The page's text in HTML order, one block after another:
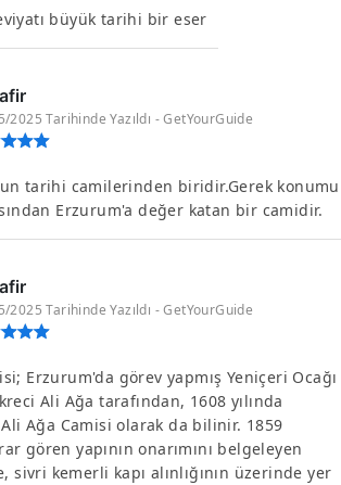
büyük tarihi bir eser
2025 Tarihinde Yazıldı - GetYourGuide
tarihi camilerinden biridir.Gerek konumu
Erzurum'a değer katan bir camidir.
2025 Tarihinde Yazıldı - GetYourGuide
Erzurum'da görev yapmış Yeniçeri Ocağı
Ali Ağa tarafından, 1608 yılında
Ağa Camisi olarak da bilinir. 1859
gören yapının onarımını belgeleyen
sivri kemerli kapı alınlığının üzerinde yer